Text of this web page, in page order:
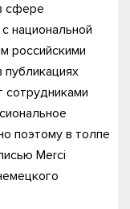
сфере
национальной
российскими
публикациях
сотрудниками
поэтому в толпе
Merci